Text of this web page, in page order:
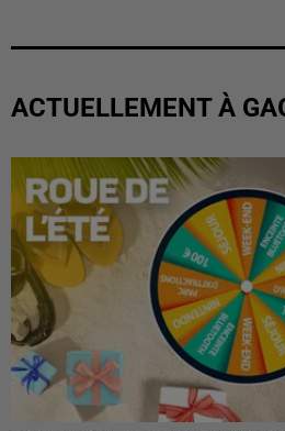
ACTUELLEMENT À